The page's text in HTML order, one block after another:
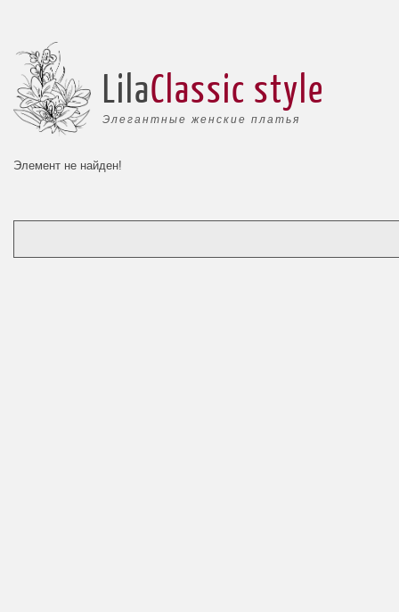
Элегантные женские платья
LilaClassic style
Элемент не найден!